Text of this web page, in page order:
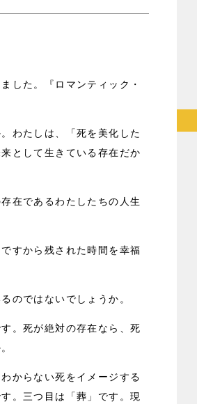
した。『ロマンティック・
わたしは、「死を美化した
として生きている存在だか
在であるわたしたちの人生
すから残された時間を幸福
のではないでしょうか。
。死が絶対の存在なら、死
からない死をイメージする
。三つ目は「葬」です。現
を読んで幸せになろう！」